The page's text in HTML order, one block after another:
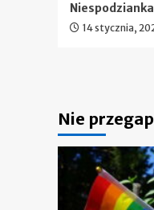
14 stycznia,
Nie przegap